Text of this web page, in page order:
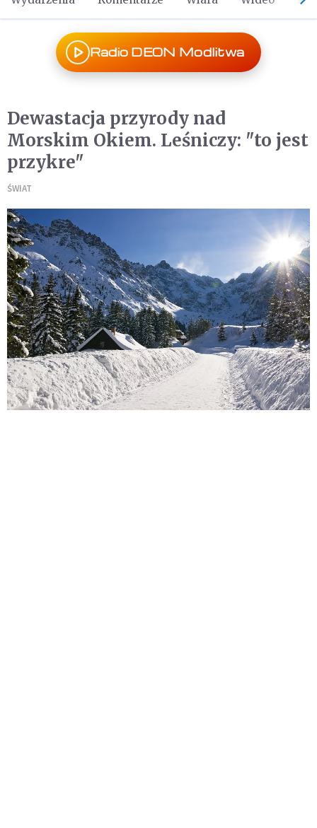
Radio DEON Modlitwa
Dewastacja przyrody nad
Morskim Okiem. Leśniczy: "to jest
przykre"
ŚWIAT